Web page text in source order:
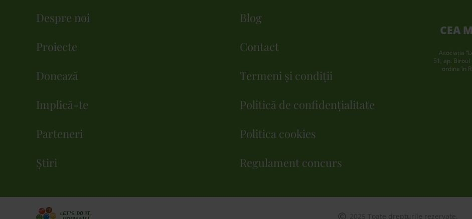
Despre noi
Proiecte
Donează
Implică-te
Parteneri
Știri
Blog
Contact
Termeni și condiții
Politică de confidențialitate
Politica cookies
Regulament concurs
CEA
Asociaţia
51, ap.
ordine în
2025 Toate drepturile rezervate.